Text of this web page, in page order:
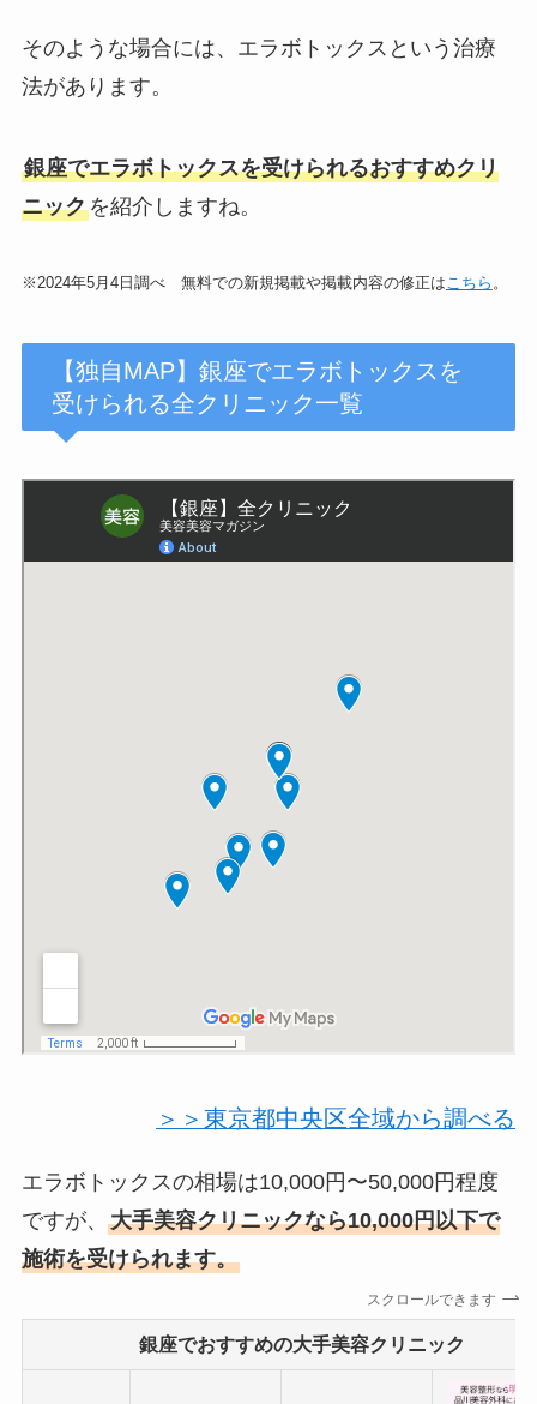
そのような場合には、エラボトックスという治療
法があります。
銀座でエラボトックスを受けられるおすすめクリ
ニックを紹介しますね。
※2024年5月4日調べ 無料での新規掲載や掲載内容の修正は こちら 。
【独自MAP】銀座でエラボトックスを
受けられる全クリニック一覧
＞＞東京都中央区全域から調べる
エラボトックスの相場は10,000円〜50,000円程度
ですが、 大手美容クリニックなら10,000円以下で
施術を受けられます。
スクロールできます
銀座でおすすめの大手美容クリニック